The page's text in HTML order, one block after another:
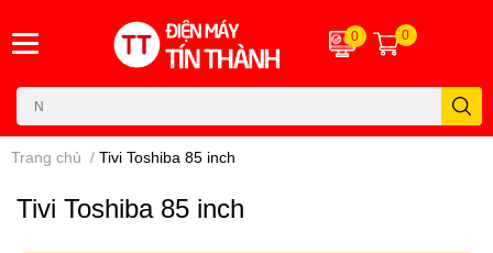
0 0
Trang chủ / Tivi Toshiba 85 inch
Tivi Toshiba 85 inch